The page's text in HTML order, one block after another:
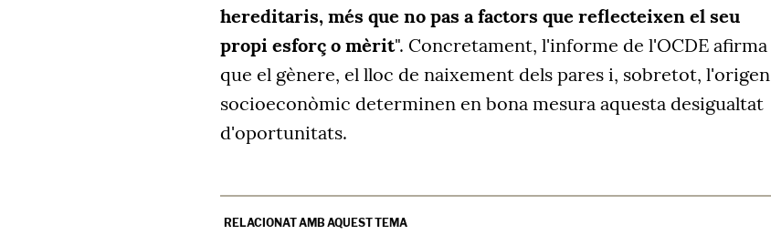
hereditaris, més que no pas a factors que reflecteixen el seu
propi esforç o mèrit". Concretament, l'informe de l'OCDE afirma
que el gènere, el lloc de naixement dels pares i, sobretot, l'origen
socioeconòmic determinen en bona mesura aquesta desigualtat
d'oportunitats.
RELACIONAT AMB AQUEST TEMA